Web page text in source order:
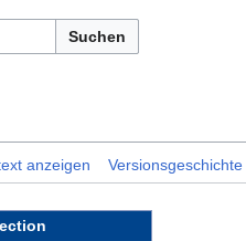
Suchen
anzeigen Versionsgeschichte